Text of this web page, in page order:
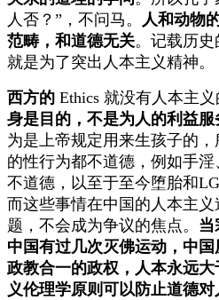
人否？”，不问马。 人和动物
范畴，和道德无关。记载历史
就是为了突出人本主义精神。
西方的 Ethics 就没有人本主义
身是目的，不是为人的利益服
为是上帝规定用来生孩子的
的性行为都不道德，例如手
不道德，以至于至今堕胎和
而这些事情在中国的人本主
题，不会成为争议的焦点。 当
中国有过几次灭佛运动，中
政教合一的政权，人本永远
义伦理学原则可以防止道德